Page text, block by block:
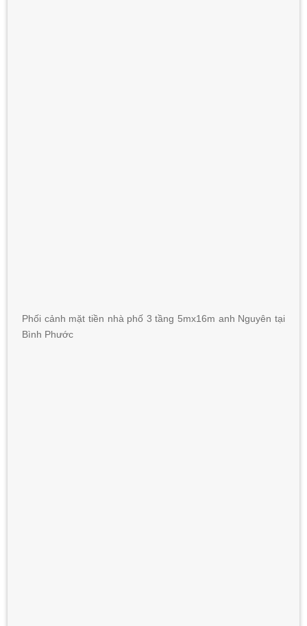
Phối cảnh mặt tiền nhà phố 3 tầng 5mx16m anh Nguyên tại
Bình Phước